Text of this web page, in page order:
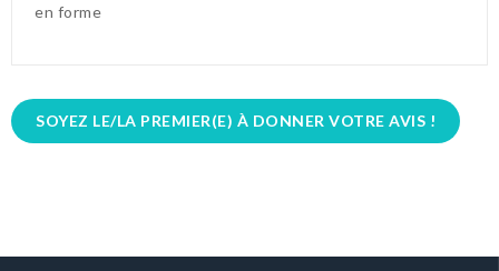
en forme
SOYEZ LE/LA PREMIER(E) À DONNER VOTRE AVIS !